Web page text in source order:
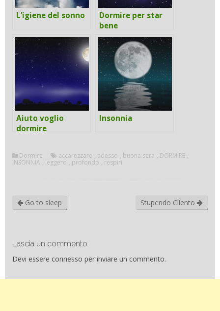
L’igiene del sonno
Dormire per star
bene
Aiuto voglio
dormire
Insonnia
Dormire accarezzare , adesso , buona sera , DORMIRE ,
INSONNIA , leggero , profondo , respiri
Go to sleep Stupendo Cilento
Lascia un commento
Devi essere connesso per inviare un commento.